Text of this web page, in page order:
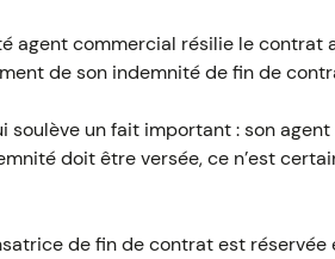
agent commercial résilie le contrat
de son indemnité de fin de
soulève un fait important : son
doit être versée, ce n’est
de fin de contrat est réservée